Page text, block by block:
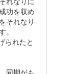
功を収め
それなり
。
られたと